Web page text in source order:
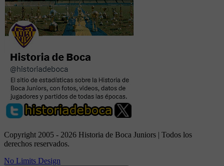
Copyright 2005 - 2026 Historia de Boca Juniors | Todos los
derechos reservados.
No Limits Design